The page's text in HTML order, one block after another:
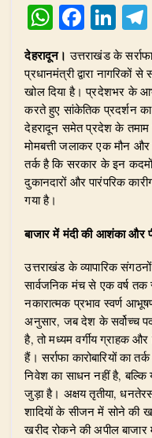
W
h
at
s
A
p
p
F
c
e
b
o
o
k
Li
n
k
e
dI
n
देहरादून। उत्तराखंड के
प्रधानमंत्री द्वारा नागरिकों
खोल दिया है। प्रदेशभर के
करते हुए सांकेतिक प्रदर्शन
देहरादून समेत प्रदेश के तमाम
मोमबत्ती जलाकर एक मौन और
तर्क है कि सरकार के इन
दुकानदारों और पारंपरिक
गया है।
बाजार में मंदी की आशंका और
उत्तराखंड के व्यापारिक
सार्वजनिक मंच से एक वर्ष
नकारात्मक प्रभाव स्वर्ण
अनुसार, जब देश के सर्वोच्च
है, तो मध्यम वर्गीय ग्राहक
हैं। सर्राफा कारोबारियों का
निवेश का साधन नहीं है,
जुड़ा है। अक्षय तृतीया,
शादियों के सीजन में सोने की
खरीद रोकने की अपील बाजार